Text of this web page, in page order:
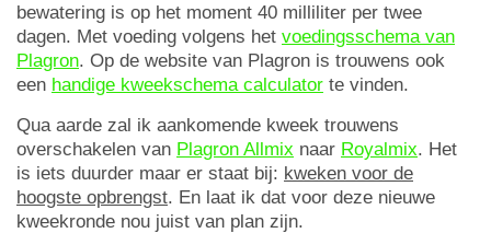
bewatering is op het moment 40 milliliter per twee
dagen. Met voeding volgens het voedingsschema van
Plagron. Op de website van Plagron is trouwens ook
een handige kweekschema calculator te vinden.
Qua aarde zal ik aankomende kweek trouwens
overschakelen van Plagron Allmix naar Royalmix. Het
is iets duurder maar er staat bij: kweken voor de
hoogste opbrengst. En laat ik dat voor deze nieuwe
kweekronde nou juist van plan zijn.